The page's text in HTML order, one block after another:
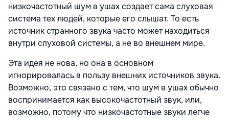
низкочастотный шум в ушах создает сама слуховая
система тех людей, которые его слышат. То есть
источник странного звука часто может находиться
внутри слуховой системы, а не во внешнем мире.
Эта идея не нова, но она в основном
игнорировалась в пользу внешних источников звука.
Возможно, это связано с тем, что шум в ушах обычно
воспринимается как высокочастотный звук, или,
возможно, потому что низкочастотные звуки легче